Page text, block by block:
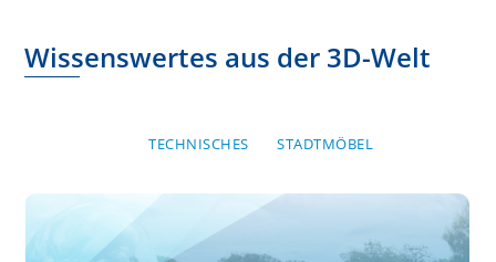
Wissenswertes aus der 3D-Welt
TECHNISCHES STADTMÖBEL